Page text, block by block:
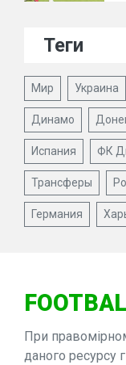
Теги
Мир Украина
Динамо
Испания ФК
Трансферы
Германия
При
даного ресурсу